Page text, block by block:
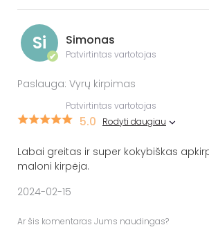
Si
✔
Simonas
Patvirtintas vartotojas
Paslauga: Vyrų kirpimas
Patvirtintas vartotojas
5.0 Rodyti daugiau
Labai greitas ir super kokybiškas
maloni kirpėja.
2024-02-15
Ar šis komentaras Jums naudingas?